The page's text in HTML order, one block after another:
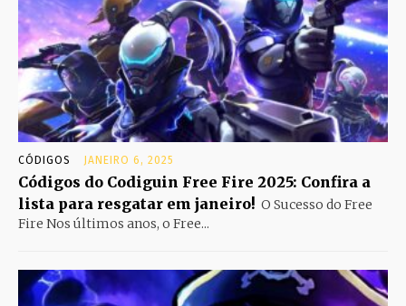
CÓDIGOS JANEIRO 6, 2025
Códigos do Codiguin Free Fire 2025: Confira a
lista para resgatar em janeiro! O Sucesso do Free
Fire Nos últimos anos, o Free...